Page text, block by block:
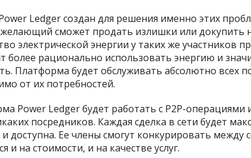
Ledger создан для решения именно этих
сможет продать излишки или докупить
электрической энергии у таких же участников
более рационально использовать энергию и
Платформа будет обслуживать абсолютно всех
от их потребностей.
Power Ledger будет работать с Р2Р-операциями
посредников. Каждая сделка в сети будет
доступна. Ее члены смогут конкурировать между
и на стоимости, и на качестве услуг.